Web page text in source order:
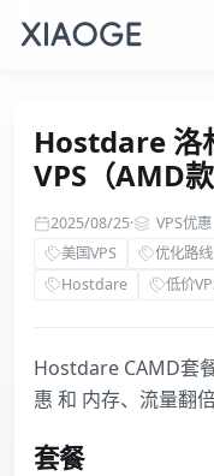
Hostdare 洛
VPS（AMD
2025/08/25· VPS优惠
美国VPS
优化路线
Hostdare
低价
Hostdare CAMD套
惠 和 内存、流量翻倍
套餐